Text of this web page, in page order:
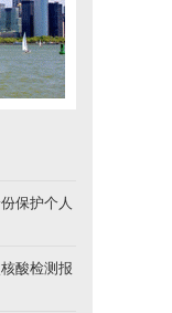
保护个人
酸检测报